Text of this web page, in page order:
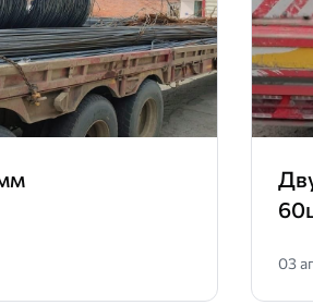
03